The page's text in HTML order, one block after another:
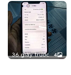
36 giây trước 4